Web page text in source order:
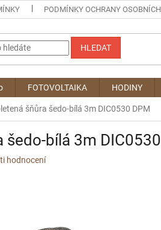
PODMÍNKY OCHRANY
HLEDAT
FOTOVOLTAIKA HODINY
šňůra šedo-bílá 3m DIC0530 DPM
šedo-bílá 3m
hodnocení